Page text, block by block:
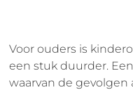
Voor ouders is
een stuk duurder.
waarvan de gevolgen